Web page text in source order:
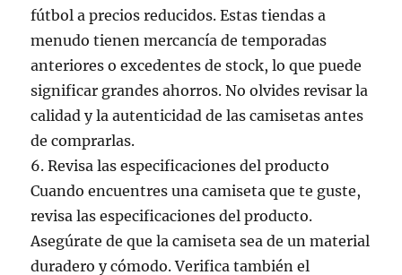
fútbol a precios reducidos. Estas tiendas a
menudo tienen mercancía de temporadas
anteriores o excedentes de stock, lo que puede
significar grandes ahorros. No olvides revisar la
calidad y la autenticidad de las camisetas antes
de comprarlas.
6. Revisa las especificaciones del producto
Cuando encuentres una camiseta que te guste,
revisa las especificaciones del producto.
Asegúrate de que la camiseta sea de un material
duradero y cómodo. Verifica también el